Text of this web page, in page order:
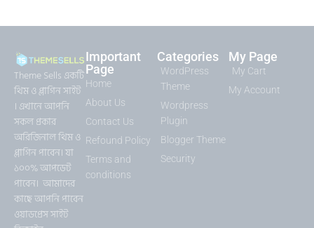
Theme Sells একটি
থিম ও প্লাগিন সাইট
। এখানে আপনি
সকল প্রকার
অরিজিনাল থিম ও
প্লাগিন পাবেন। যা
১০০% আপডেট
পাবেন। আমাদের
কাছে আপনি পাবেন
ওয়াডপ্রেস সাইট
Important
Page
Home
About Us
Contact Us
Refound Policy
Terms and
conditions
Categories
WordPress
Theme
Wordpress
Plugin
Blogger Theme
Security
My Page
My Cart
My Account